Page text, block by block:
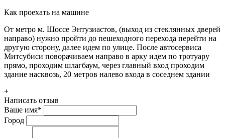
Как проехать на машине
От метро м. Шоссе Энтузиастов, (выход из стеклянных дверей
направо) нужно пройти до пешеходного перехода перейти на
другую сторону, далее идем по улице. После автосервиса
Митсубиси поворачиваем направо в арку идем по тротуару
прямо, проходим шлагбаум, через главный вход проходим
здание насквозь, 20 метров налево входа в соседнем здании
+
Написать отзыв
Ваше имя*
Город